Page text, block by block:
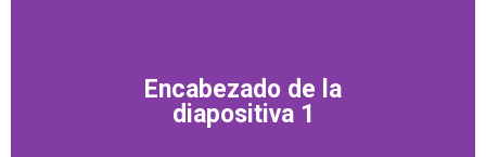
Encabezado de la
diapositiva 1